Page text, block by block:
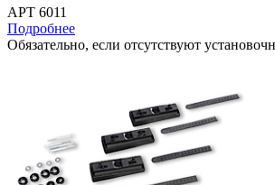
АРТ 6011
Подробнее
Обязательно, если отсутствуют